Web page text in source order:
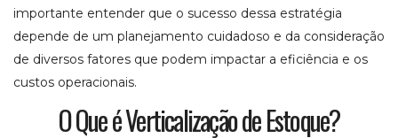
importante entender que o sucesso dessa estratégia
depende de um planejamento cuidadoso e da consideração
de diversos fatores que podem impactar a eficiência e os
custos operacionais.
O Que é Verticalização de Estoque?